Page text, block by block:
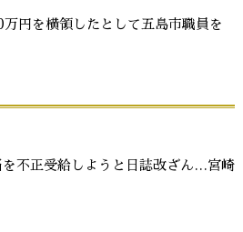
円を横領したとして五島市職員を
を不正受給しようと日誌改ざん…宮崎